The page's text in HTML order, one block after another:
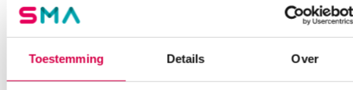
Toestemming Details Over
Bel Anca